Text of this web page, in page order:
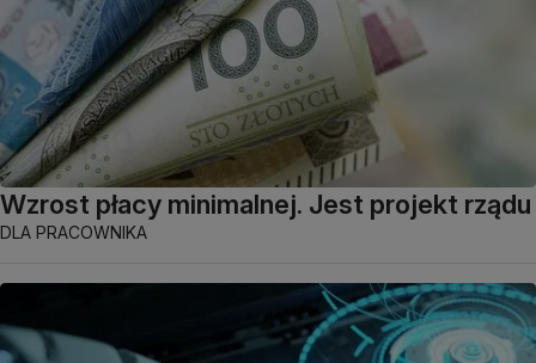
Wzrost płacy minimalnej. Jest projekt rządu
DLA PRACOWNIKA